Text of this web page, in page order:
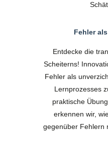
Fehler
Entdecke die
Scheiterns!
Fehler als
Lernprozesses
praktische
erkennen wir,
gegenüber Fehlern